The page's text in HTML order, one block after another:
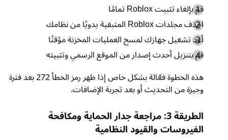
قم بإلغاء تثبيت Roblox تمامًا
احذف مجلدات Roblox المتبقية يدويًا من نظامك
أعد تشغيل جهازك لمسح العمليات المخزنة مؤقتًا
قم بتنزيل أحدث إصدار من الموقع الرسمي وتثبيته
هذه الخطوة فعّالة بشكل خاص إذا ظهر رمز الخطأ 272 بعد فترة
وجيزة من التحديث أو بعد تجربة الإضافات.
الطريقة 3: مراجعة جدار الحماية ومكافحة
الفيروسات والقيود النظامية